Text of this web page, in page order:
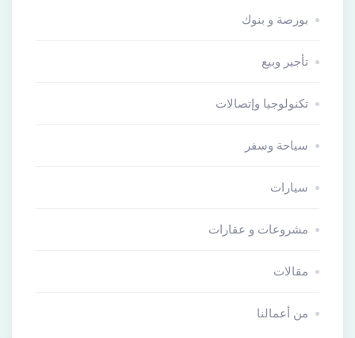
بورصة و بنوك
تأجير وبيع
تكنولوجيا وإتصالات
سياحة وسفر
سيارات
مشروعات و عقارات
مقالات
من أعمالنا